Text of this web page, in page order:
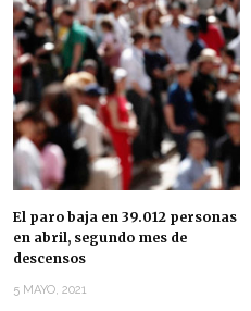
El paro baja en 39.012 personas
en abril, segundo mes de
descensos
5 MAYO, 2021